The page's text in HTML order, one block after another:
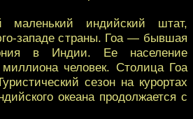
индийский штат,
западе страны. Гоа — бывшая
в Индии. Ее население
миллиона человек. Столица Гоа
сезон на курортах
океана продолжается с